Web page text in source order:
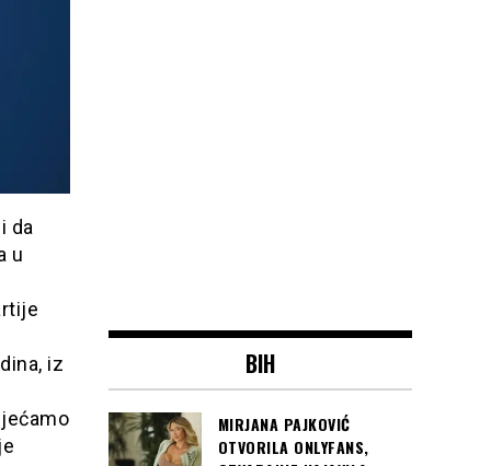
da
u
iz BIH
MIRJANA PAJKOVIĆ
OTVORILA ONLYFANS,